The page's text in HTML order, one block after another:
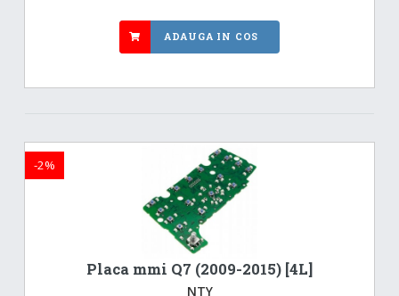
ADAUGA IN COS
Placa mmi Q7 (2009-2015) [4L]
NTY
-2%